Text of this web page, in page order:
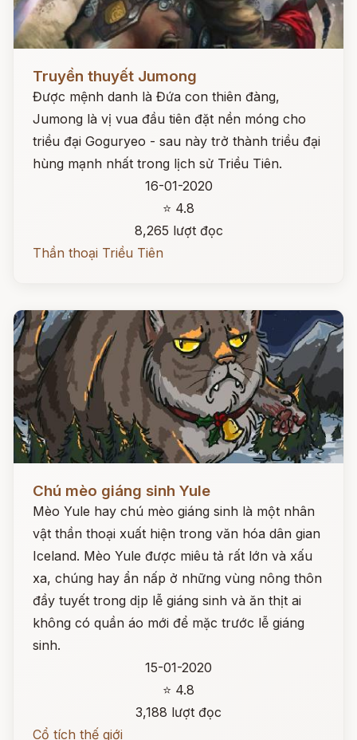
Đọc ngay
Truyền thuyết Jumong
Được mệnh danh là Đứa con thiên đàng,
Jumong là vị vua đầu tiên đặt nền móng cho
triều đại Goguryeo - sau này trở thành triều đại
hùng mạnh nhất trong lịch sử Triều Tiên.
16-01-2020
⭐ 4.8
8,265 lượt đọc
Thần thoại Triều Tiên
Chú mèo giáng sinh Yule
Mèo Yule hay chú mèo giáng sinh là một nhân
vật thần thoại xuất hiện trong văn hóa dân gian
Iceland. Mèo Yule được miêu tả rất lớn và xấu
xa, chúng hay ẩn nấp ở những vùng nông thôn
đầy tuyết trong dịp lễ giáng sinh và ăn thịt ai
không có quần áo mới để mặc trước lễ giáng
sinh.
15-01-2020
⭐ 4.8
3,188 lượt đọc
Cổ tích thế giới